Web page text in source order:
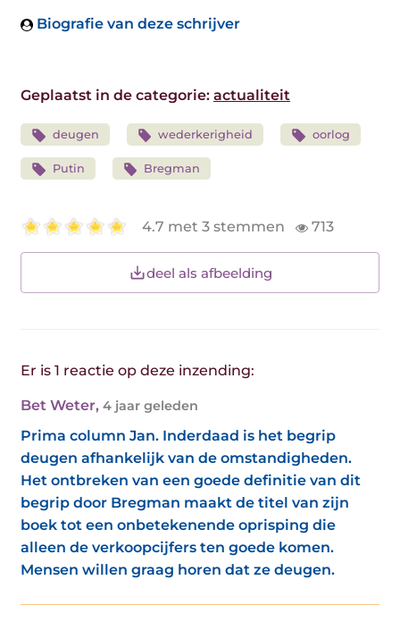
Biografie van deze schrijver
Geplaatst in de categorie: actualiteit
deugen wederkerigheid oorlog
Putin Bregman
4.7 met 3 stemmen 713
deel als afbeelding
Er is 1 reactie op deze inzending:
Bet Weter, 4 jaar geleden
Prima column Jan. Inderdaad is het begrip
deugen afhankelijk van de omstandigheden.
Het ontbreken van een goede definitie van dit
begrip door Bregman maakt de titel van zijn
boek tot een onbetekenende oprisping die
alleen de verkoopcijfers ten goede komen.
Mensen willen graag horen dat ze deugen.